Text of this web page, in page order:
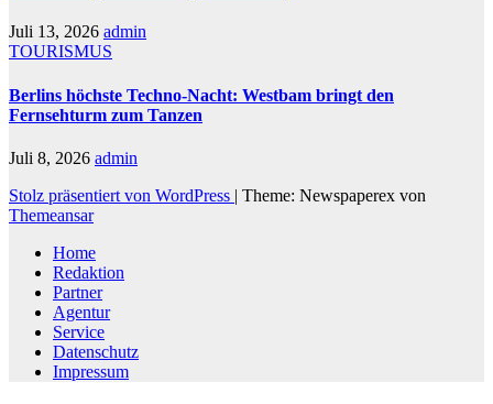
Juli 13, 2026 admin
TOURISMUS
Berlins höchste Techno-Nacht: Westbam bringt den
Fernsehturm zum Tanzen
Juli 8, 2026 admin
Stolz präsentiert von WordPress | Theme: Newspaperex von
Themeansar
Home
Redaktion
Partner
Agentur
Service
Datenschutz
Impressum